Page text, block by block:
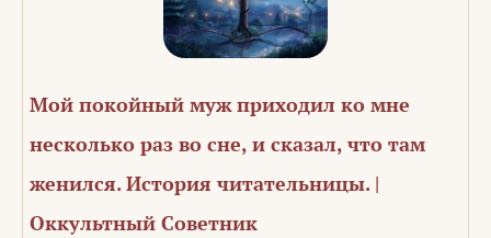
Мой покойный муж приходил ко мне
несколько раз во сне, и сказал, что там
женился. История читательницы. |
Оккультный Советник